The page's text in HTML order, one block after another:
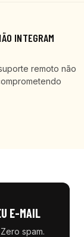
INTEGRAM
remoto não
E-MAIL
spam.